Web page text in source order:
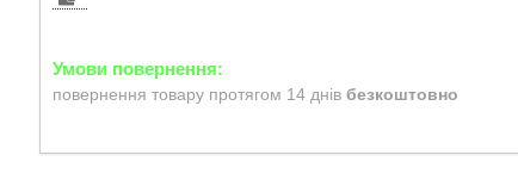
повернення товару протягом 14 днів безкоштовно